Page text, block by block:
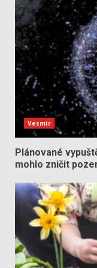
Vesmír
Plánované
mohlo zničit